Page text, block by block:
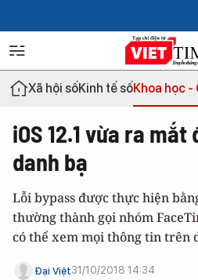
Xã hội sốKinh tế sốKhoa học -
iOS 12.1 vừa ra
danh bạ
Lỗi bypass được thực hiện
thường thành gọi nhóm
có thể xem mọi thông tin trên
Đại Việt31/10/2018 14:34